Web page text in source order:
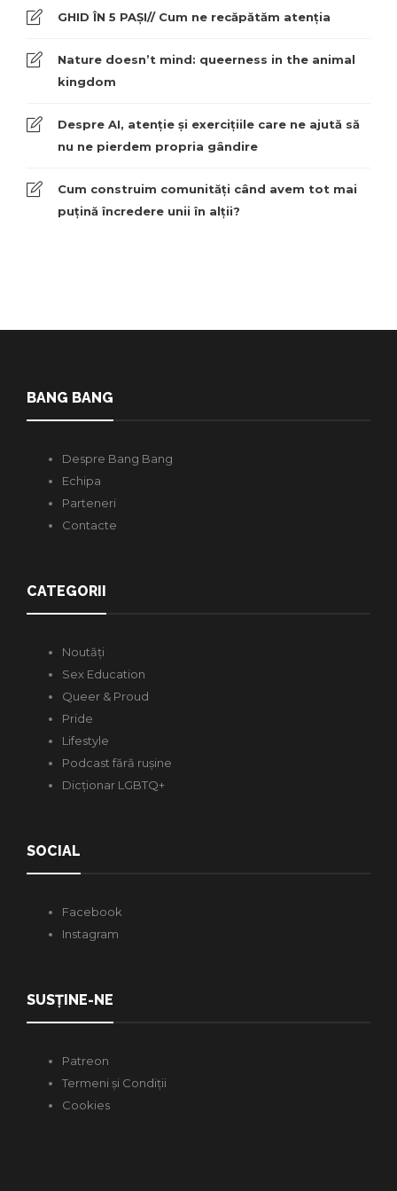
GHID ÎN 5 PAȘI// Cum ne recăpătăm atenția
Nature doesn’t mind: queerness in the animal
kingdom
Despre AI, atenție și exercițiile care ne ajută să
nu ne pierdem propria gândire
Cum construim comunități când avem tot mai
puțină încredere unii în alții?
BANG BANG
Despre Bang Bang
Echipa
Parteneri
Contacte
CATEGORII
Noutăți
Sex Education
Queer & Proud
Pride
Lifestyle
Podcast fără rușine
Dicționar LGBTQ+
SOCIAL
Facebook
Instagram
SUSȚINE-NE
Patreon
Termeni și Condiții
Cookies